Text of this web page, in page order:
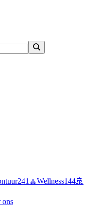
241 🧘Wellness144🚢
ons